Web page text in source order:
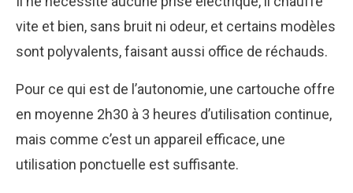
vite et bien, sans bruit ni odeur, et certains modèles
sont polyvalents, faisant aussi office de réchauds.
Pour ce qui est de l’autonomie, une cartouche offre
en moyenne 2h30 à 3 heures d’utilisation continue,
mais comme c’est un appareil efficace, une
utilisation ponctuelle est suffisante.